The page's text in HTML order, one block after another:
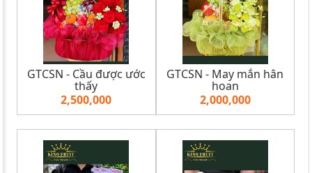
GTCSN - Cầu được ước
thấy
2,500,000
GTCSN - May mắn hân
hoan
2,000,000